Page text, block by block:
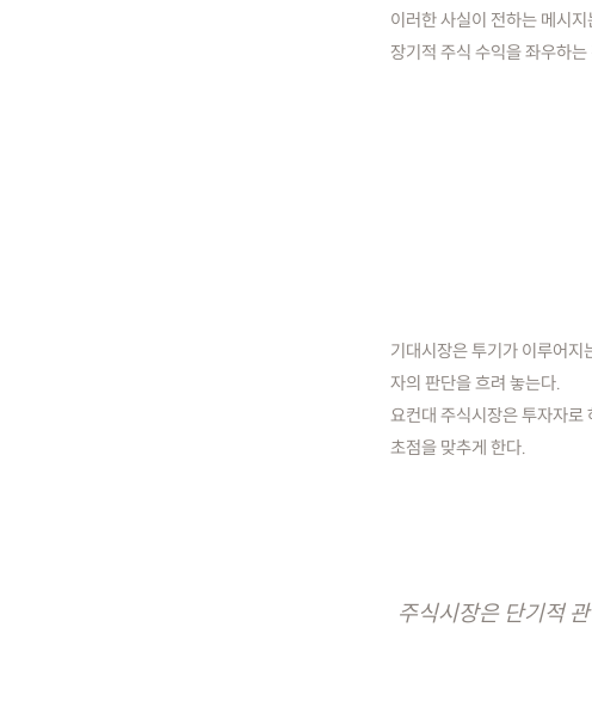
이러한 사실이 전하는 메시
장기적 주식 수익을 좌우하
기대시장은 투기가 이루어
자의 판단을 흐려 놓는다.
요컨대 주식시장은 투자자로
초점을 맞추게 한다.
주식시장은 단기적